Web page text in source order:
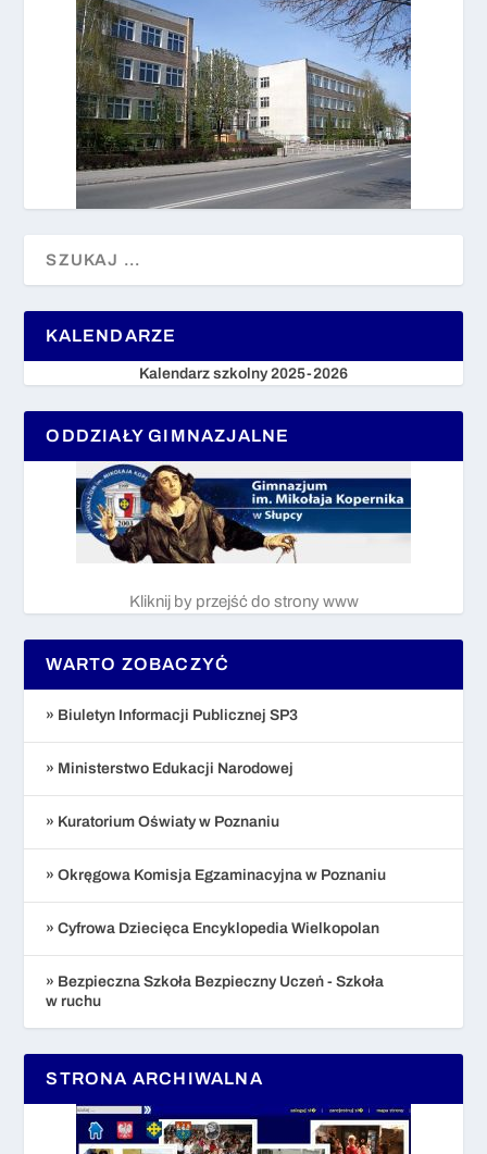
KALENDARZE
Kalendarz szkolny 2025-2026
ODDZIAŁY GIMNAZJALNE
Kliknij by przejść do strony www
WARTO ZOBACZYĆ
» Biuletyn Informacji Publicznej SP3
» Ministerstwo Edukacji Narodowej
» Kuratorium Oświaty w Poznaniu
» Okręgowa Komisja Egzaminacyjna w Poznaniu
» Cyfrowa Dziecięca Encyklopedia Wielkopolan
» Bezpieczna Szkoła Bezpieczny Uczeń - Szkoła
w ruchu
STRONA ARCHIWALNA